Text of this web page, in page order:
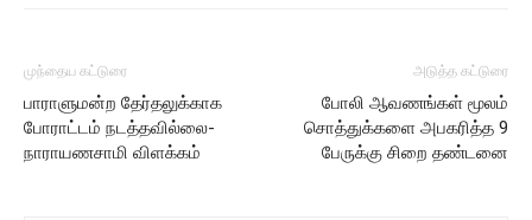
முந்தைய கட்டுரை
பாராளுமன்ற தேர்தலுக்காக
போராட்டம் நடத்தவில்லை-
நாராயணசாமி விளக்கம்
அடுத்த கட்டுரை
போலி ஆவணங்கள் மூலம்
சொத்துக்களை அபகரித்த 9
பேருக்கு சிறை தண்டனை